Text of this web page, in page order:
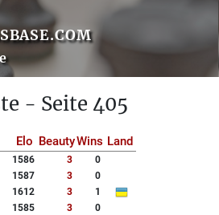
- Seite 405
Elo BeautyWins Land
1586 3
0
1587 3
0
1612 3
1
1585 3
0